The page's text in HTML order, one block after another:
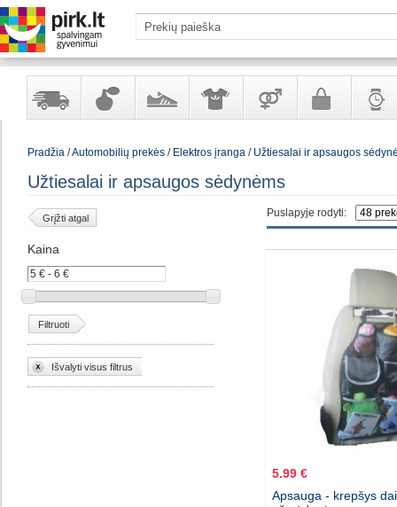
Yra
Kvepalai
kosmetika
AvalynėApranga
aksesuarai
Prekės
Galanterija
Pradžia/Automobilių prekės/ Elektros įranga/ Užtiesalai ir apsaugos
Užtiesalai ir apsaugos sėdynėms
Puslapyje rodyti:
Grįžti atgal
Kaina
Filtruoti
Išvalyti visus filtrus
5.99 €
Apsauga - krepšys